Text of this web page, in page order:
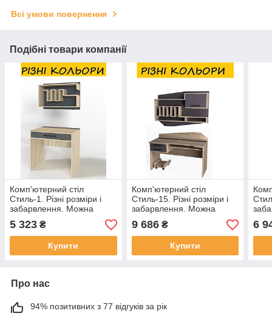
Всі умови повернення
Подібні товари компанії
Комп'ютерний стіл
Стиль-1. Різні розміри і
забарвлення. Можна
купувати окремі
комплектуючі.
5 323 ₴
Купити
Комп'ютерний стіл
Стиль-15. Різні розміри і
забарвлення. Можна
купувати окремі
комплектуючі.
9 686₴
Купити
6
Про нас
94% позитивних з 77 відгуків за рік